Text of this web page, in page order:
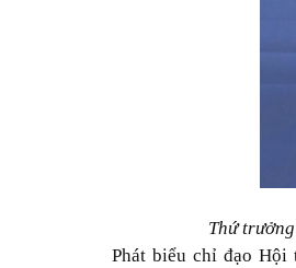
Thứ
Phát biểu chỉ đạo Hội